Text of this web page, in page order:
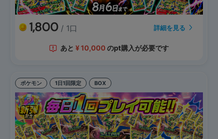
1,800 / 1口 詳細を見る
あと ¥10,000 のpt購入が必要です
ポケモン 1日1回限定 BOX